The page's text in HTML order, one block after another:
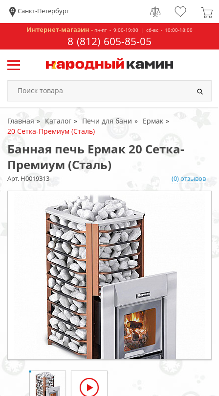
Санкт-Петербург
Интернет-магазин - пн-пт - 9:00-19:00 | сб-вс - 10:00-18:00
8 (812) 605-85-05
Главная Каталог Печи для бани
Ермак
20 Сетка-Премиум (Сталь)
Банная печь Ермак 20 Сетка-
Премиум (Сталь)
Арт. Н0019313 (0) отзывов